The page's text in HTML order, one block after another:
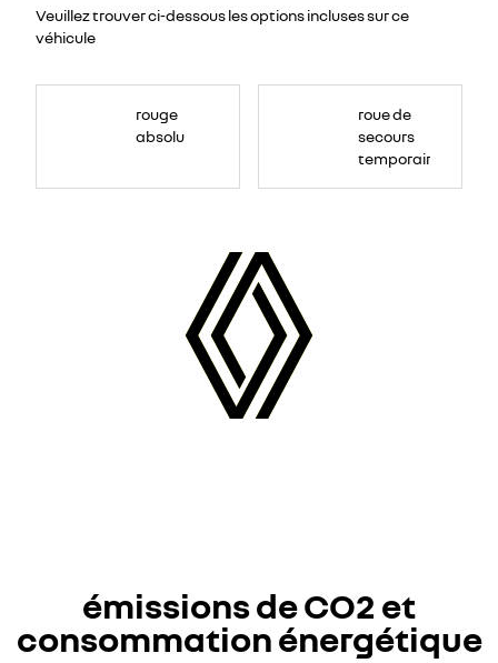
Veuillez trouver ci-dessous les options incluses sur ce
véhicule
rouge
absolu
roue de
secours
temporaire
émissions de CO2 et
consommation énergétique